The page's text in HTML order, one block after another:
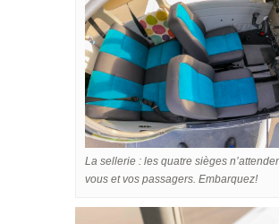
La sellerie : les quatre sièges
vous et vos passagers. Embarquez!